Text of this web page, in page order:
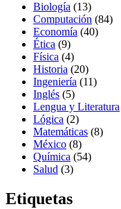
Biología (13)
Computación (84)
Economía (40)
Ética (9)
Física (4)
Historia (20)
Ingeniería (11)
Inglés (5)
Lengua y Literatura
Lógica (2)
Matemáticas (8)
México (8)
Química (54)
Salud (3)
Etiquetas